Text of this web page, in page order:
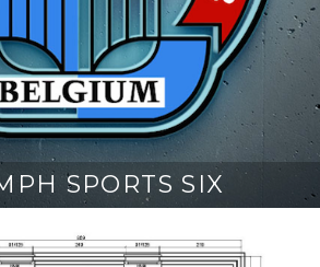
SPORTS SIX